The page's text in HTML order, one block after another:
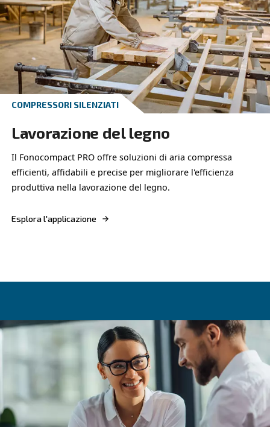
COMPRESSORE A PISTONE
Officine
l'efficienza con Ceccato: aria compressa
efficiente dal punto di vista energetico.